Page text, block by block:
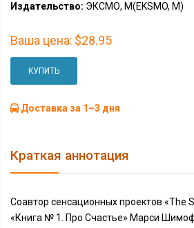
Издательство: ЭКСМО, М(EKSMO, M)
Ваша цена: $28.95
КУПИТЬ
Доставка за 1–3 дня
Краткая аннотация
Соавтор сенсационных проектов «The
«Книга № 1. Про Счастье» Марси